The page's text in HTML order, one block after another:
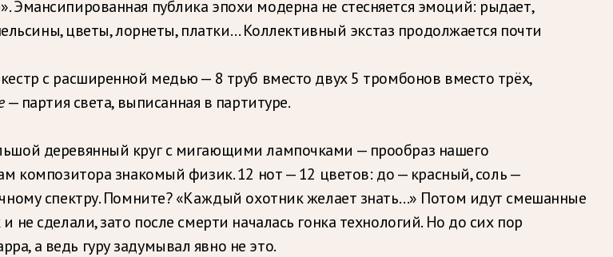
публика эпохи модерна не стесняется эмоций: рыдает,
цветы, лорнеты, платки… Коллективный экстаз продолжается почти
с расширенной медью — 8 труб вместо двух 5 тромбонов вместо трёх,
— партия света, выписанная в партитуре.
деревянный круг с мигающими лампочками — прообраз нашего
композитора знакомый физик. 12 нот — 12 цветов: до — красный, соль —
спектру. Помните? «Каждый охотник желает знать…» Потом идут смешанные
сделали, зато после смерти началась гонка технологий. Но до сих пор
а ведь гуру задумывал явно не это.